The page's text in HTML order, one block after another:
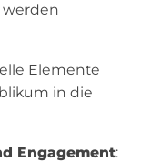
Elemente
in die
Engagement: